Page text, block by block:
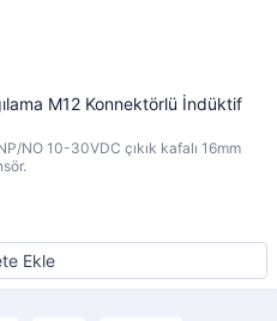
M12 Konnektörlü İndüktif
NO 10-30VDC çıkık kafalı 16mm
Ekle